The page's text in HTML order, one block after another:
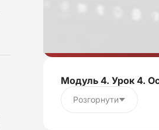
Модуль 4. Урок 4.
Розгорнути